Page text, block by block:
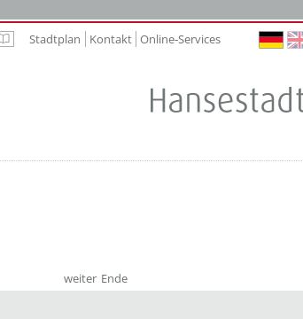
Leichte Sprache
Stadtplan Kontakt Online-Services
weiter Ende